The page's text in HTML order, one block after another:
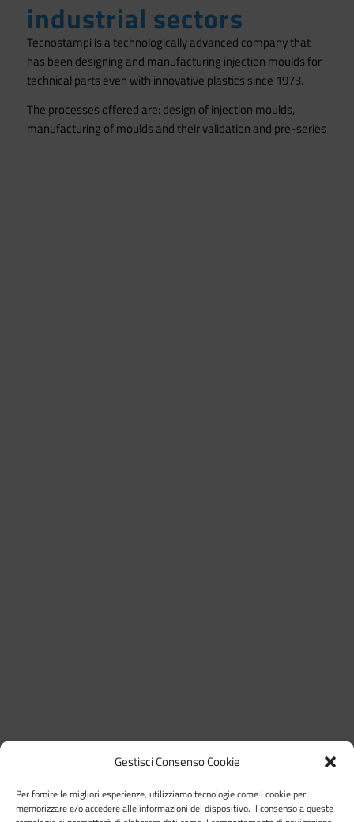
Gestisci Consenso Cookie
Per fornire le migliori esperienze, utilizziamo tecnologie come i cookie per
memorizzare e/o accedere alle informazioni del dispositivo. Il consenso a queste
industrial sectors
Tecnostampi is a technologically advanced company that
has been designing and manufacturing injection moulds for
technical parts even with innovative plastics since 1973.
The processes offered are: design of injection moulds,
manufacturing of moulds and their validation and pre-series